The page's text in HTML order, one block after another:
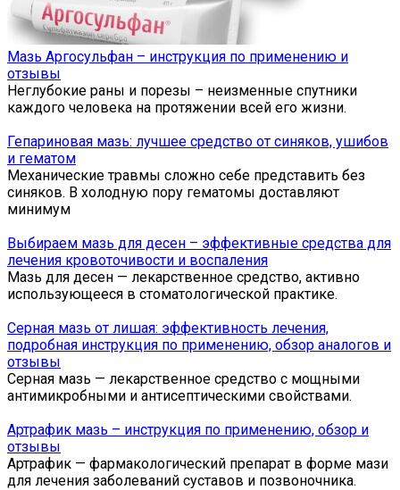
Мазь Аргосульфан – инструкция по применению и
отзывы
Неглубокие раны и порезы – неизменные спутники
каждого человека на протяжении всей его жизни.
Гепариновая мазь: лучшее средство от синяков, ушибов
и гематом
Механические травмы сложно себе представить без
синяков. В холодную пору гематомы доставляют
минимум
Выбираем мазь для десен – эффективные средства для
лечения кровоточивости и воспаления
Мазь для десен — лекарственное средство, активно
использующееся в стоматологической практике.
Серная мазь от лишая: эффективность лечения,
подробная инструкция по применению, обзор аналогов и
отзывы
Серная мазь — лекарственное средство с мощными
антимикробными и антисептическими свойствами.
Артрафик мазь – инструкция по применению, обзор и
отзывы
Артрафик — фармакологический препарат в форме мази
для лечения заболеваний суставов и позвоночника.